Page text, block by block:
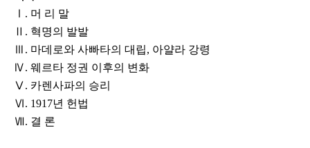
Ⅰ. 머 리 말
Ⅱ. 혁명의 발발
Ⅲ. 마데로와 사빠타의 대립, 아얄라 강령
Ⅳ. 웨르타 정권 이후의 변화
Ⅴ. 카렌사파의 승리
Ⅵ. 1917년 헌법
Ⅶ. 결 론